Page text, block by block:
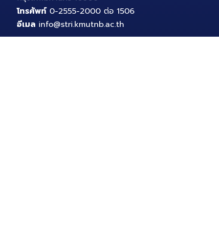
โทรศัพท์0-2555-2000 ต่อ 1506
อีเมล info@stri.kmutnb.ac.th